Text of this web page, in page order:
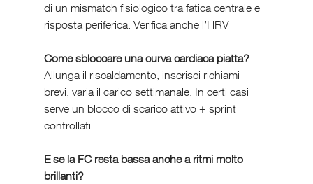
di un mismatch fisiologico tra fatica centrale e
risposta periferica. Verifica anche l’HRV
Come sbloccare una curva cardiaca piatta?
Allunga il riscaldamento, inserisci richiami
brevi, varia il carico settimanale. In certi casi
serve un blocco di scarico attivo + sprint
controllati.
E se la FC resta bassa anche a ritmi molto
brillanti?